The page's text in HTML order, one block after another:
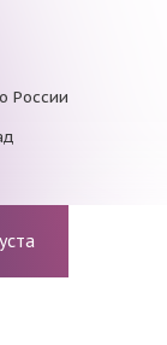
России